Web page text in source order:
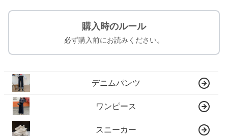
購入時のルール
必ず購入前にお読みください。
デニムパンツ
ワンピース
スニーカー